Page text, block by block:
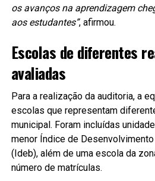
os avanços na aprendizagem
aos estudantes”, afirmou.
Escolas de diferentes
avaliadas
Para a realização da auditoria, a
escolas que representam
municipal. Foram incluídas
menor Índice de
(Ideb), além de uma escola da
número de matrículas.